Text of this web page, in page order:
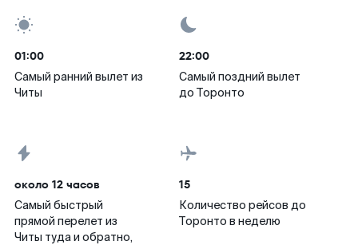
01:00
Самый ранний вылет из
Читы
22:00
Самый поздний вылет
до Торонто
около 12 часов
Самый быстрый
прямой перелет из
Читы туда и обратно,
15
Количество рейсов до
Торонто в неделю